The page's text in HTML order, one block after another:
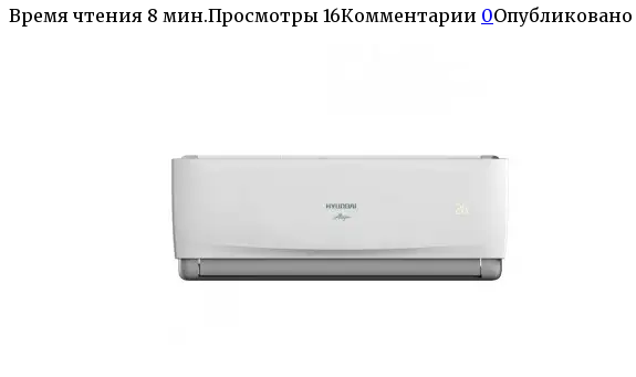
Время чтения 8 мин.Просмотры 16Комментарии 0Опубликовано